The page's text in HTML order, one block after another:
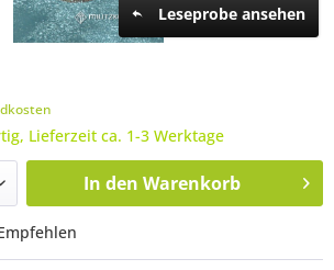
Leseprobe ansehen
Lieferzeit ca. 1-3 Werktage
In den Warenkorb